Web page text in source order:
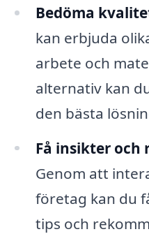
Bedöma
kan erbjuda
arbete och
alternativ kan
den bästa
Få insikter och
Genom att
företag kan du
tips och